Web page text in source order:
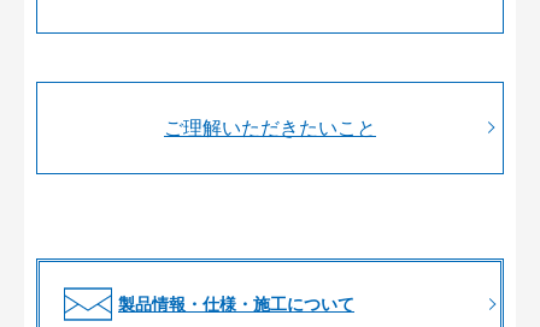
ご理解いただきたいこと
製品情報・仕様・施工について